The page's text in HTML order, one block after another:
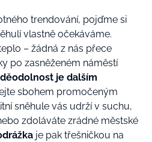
trendování, pojďme si
vlastně očekáváme.
– žádná z nás přece
po zasněženém náměstí
je dalším
sbohem promočeným
sněhule vás udrží v suchu,
zdoláváte zrádné městské
je pak třešničkou na